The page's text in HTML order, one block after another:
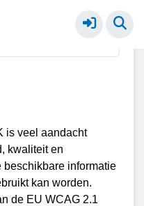
is veel aandacht
kwaliteit en
informatie
kan worden.
de EU WCAG 2.1